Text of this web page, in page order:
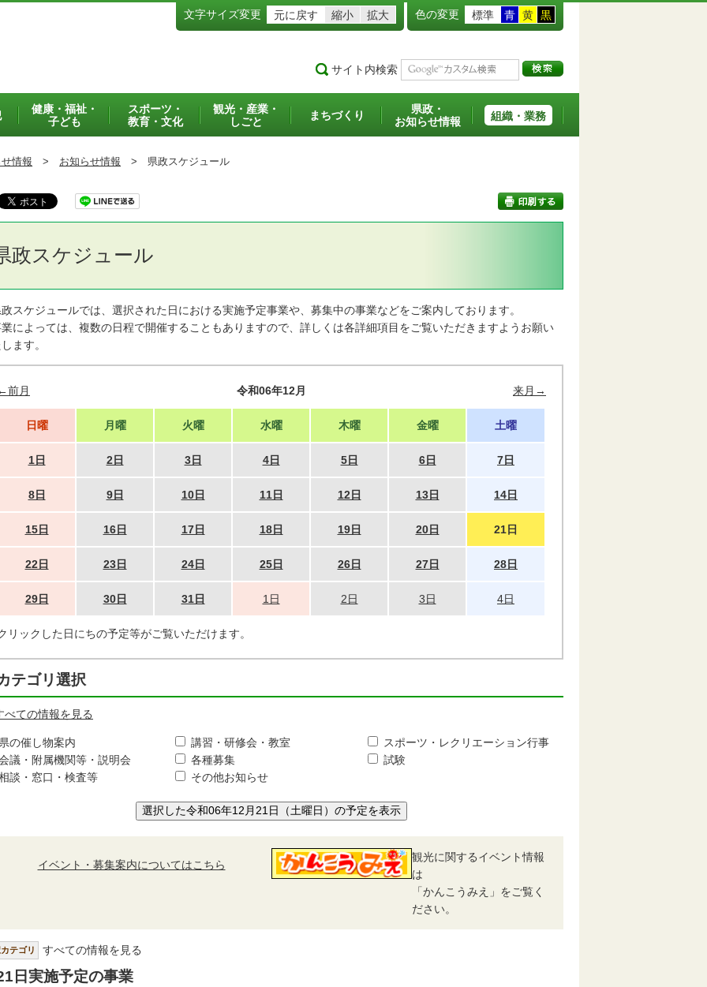
文字サイズ変更 元に戻す 縮小 拡大 色の変更 標準 青 黄 黒
サイト内検索
健康・福祉・
子ども
スポーツ・
教育・文化
観光・産業・
しごと
まちづくり
県政・
お知らせ情報
組織・業務
情報 > お知らせ情報 > 県政スケジュール
政スケジュール
スケジュールでは、選択された日における実施予定事業や、募集中の事業などをご案内しております。
によっては、複数の日程で開催することもありますので、詳しくは各詳細項目をご覧いただきますようお願い
ます。
←前月 令和06年12月 来月→
日曜 月曜 火曜 水曜 木曜 金曜 土曜
1日 2日 3日 4日 5日 6日 7日
8日 9日 10日 11日 12日 13日 14日
15日 16日 17日 18日 19日 20日 21日
22日 23日 24日 25日 26日 27日 28日
29日 30日 31日 1日 2日 3日 4日
リックした日にちの予定等がご覧いただけます。
テゴリ選択
べての情報を見る
県の催し物案内 講習・研修会・教室
スポーツ・レクリエーション行事
議・附属機関等・説明会
各種募集
試験
談・窓口・検査等
その他お知らせ
選択した令和06年12月21日（土曜日）の予定を表示
イベント・募集案内についてはこちら
観光に関するイベント情報
は
「かんこうみえ」をご覧く
ださい。
テゴリ すべての情報を見る
日実施予定の事業